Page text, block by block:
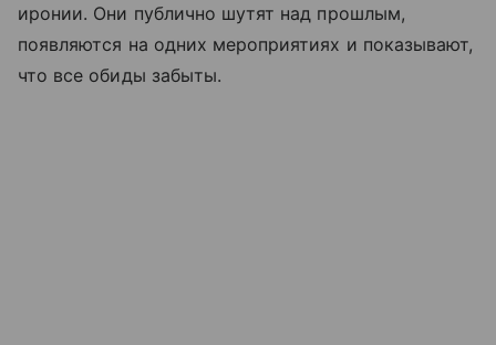
иронии. Они публично шутят над прошлым,
появляются на одних мероприятиях и показывают,
что все обиды забыты.